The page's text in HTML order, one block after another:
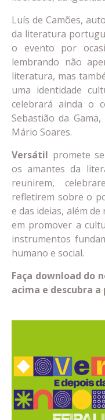
Luís de Camões,
da literatura
o evento por
lembrando não
literatura, mas
uma identidade
celebrará ainda o
Sebastião da
Mário Soares.
Versátil promete
os amantes da
reunirem,
refletirem sobre o
e das ideias, além
em promover a
instrumentos
humano e social.
Faça download do
acima e descubra